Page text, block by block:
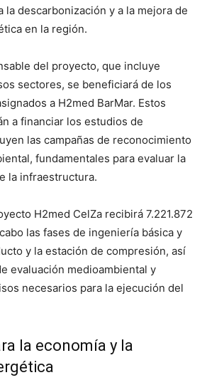
la descarbonización y a la mejora de
en la región.
del proyecto, que incluye
sectores, se beneficiará de los
a H2med BarMar. Estos
a financiar los estudios de
las campañas de reconocimiento
fundamentales para evaluar la
la infraestructura.
H2med CelZa recibirá 7.221.872
las fases de ingeniería básica y
y la estación de compresión, así
evaluación medioambiental y
necesarios para la ejecución del
la economía y la